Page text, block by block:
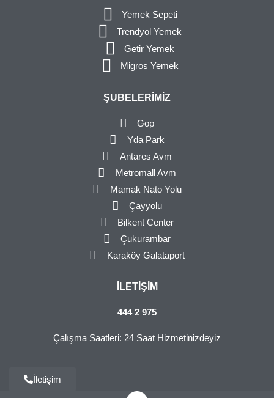
Yemek Sepeti
Trendyol Yemek
Getir Yemek
Migros Yemek
ŞUBELERIMIZ
Gop
Yda Park
Antares Avm
Metromall Avm
Mamak Nato Yolu
Çayyolu
Bilkent Center
Çukurambar
Karaköy Galataport
İLETIŞIM
444 2 975
Çalışma Saatleri: 24 Saat Hizmetinizdeyiz
İletişim